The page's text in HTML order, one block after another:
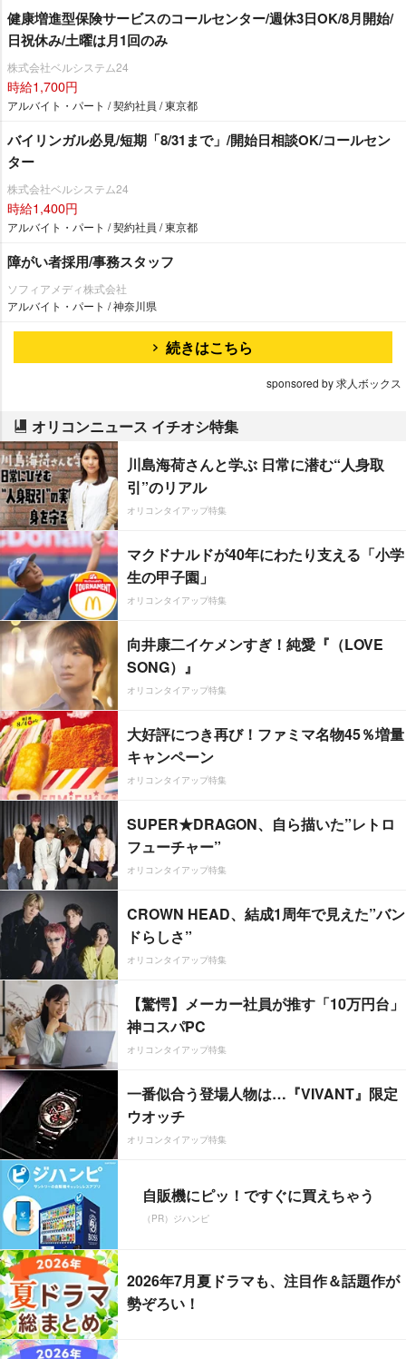
健康増進型保険サービスのコールセンター/週休3日OK/8月開始/
日祝休み/土曜は月1回のみ
株式会社ベルシステム24
時給1,700円
アルバイト・パート / 契約社員 / 東京都
バイリンガル必見/短期「8/31まで」/開始日相談OK/コールセン
ター
株式会社ベルシステム24
時給1,400円
アルバイト・パート / 契約社員 / 東京都
障がい者採用/事務スタッフ
ソフィアメディ株式会社
アルバイト・パート / 神奈川県
続きはこちら
sponsored by 求人ボックス
オリコンニュース イチオシ特集
川島海荷さんと学ぶ 日常に潜む“人身取
引”のリアル
オリコンタイアップ特集
マクドナルドが40年にわたり支える「小学
生の甲子園」
オリコンタイアップ特集
向井康二イケメンすぎ！純愛『（LOVE
SONG）』
オリコンタイアップ特集
大好評につき再び！ファミマ名物45％増量
キャンペーン
オリコンタイアップ特集
SUPER★DRAGON、自ら描いた”レトロ
フューチャー”
オリコンタイアップ特集
CROWN HEAD、結成1周年で見えた”バン
ドらしさ”
オリコンタイアップ特集
【驚愕】メーカー社員が推す「10万円台」
神コスパPC
オリコンタイアップ特集
一番似合う登場人物は…『VIVANT』限定
ウオッチ
オリコンタイアップ特集
自販機にピッ！ですぐに買えちゃう
（PR）ジハンピ
2026年7月夏ドラマも、注目作＆話題作が
勢ぞろい！